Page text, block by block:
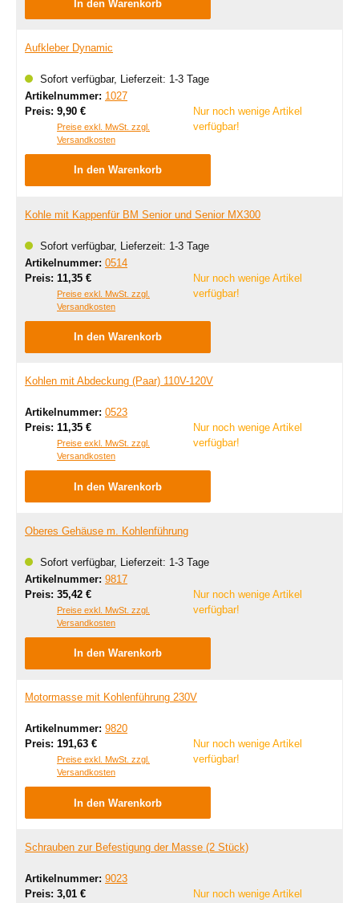
In den Warenkorb
Aufkleber Dynamic
Sofort verfügbar, Lieferzeit: 1-3 Tage
Artikelnummer: 1027
Preis: Regulärer Preis:
9,90 €
Preise exkl. MwSt. zzgl.
Versandkosten
Nur noch wenige Artikel
verfügbar!
In den Warenkorb
Kohle mit Kappenfür BM Senior und Senior MX300
Sofort verfügbar, Lieferzeit: 1-3 Tage
Artikelnummer: 0514
Preis: Regulärer Preis:
11,35 €
Preise exkl. MwSt. zzgl.
Versandkosten
Nur noch wenige Artikel
verfügbar!
In den Warenkorb
Kohlen mit Abdeckung (Paar) 110V-120V
Artikelnummer: 0523
Preis: Regulärer Preis:
11,35 €
Preise exkl. MwSt. zzgl.
Versandkosten
Nur noch wenige Artikel
verfügbar!
In den Warenkorb
Oberes Gehäuse m. Kohlenführung
Sofort verfügbar, Lieferzeit: 1-3 Tage
Artikelnummer: 9817
Preis: Regulärer Preis:
35,42 €
Preise exkl. MwSt. zzgl.
Versandkosten
Nur noch wenige Artikel
verfügbar!
In den Warenkorb
Motormasse mit Kohlenführung 230V
Artikelnummer: 9820
Preis: Regulärer Preis:
191,63 €
Preise exkl. MwSt. zzgl.
Versandkosten
Nur noch wenige Artikel
verfügbar!
In den Warenkorb
Schrauben zur Befestigung der Masse (2 Stück)
Artikelnummer: 9023
Preis: Regulärer Preis:
3,01 €
Nur noch wenige Artikel